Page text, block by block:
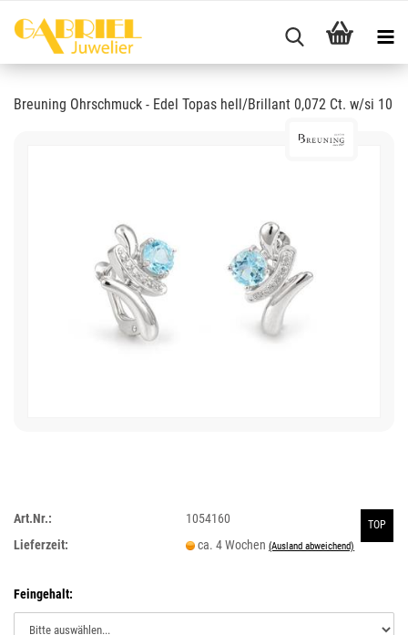
Breuning Ohrschmuck - Edel Topas hell/Brillant 0,072 Ct. w/si 10
TOP
Art.Nr.:
1054160
Lieferzeit:
ca. 4 Wochen(Ausland abweichend)
Feingehalt: